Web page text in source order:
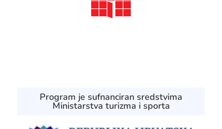
Program je sufnanciran sredstvima
Ministarstva turizma i sporta